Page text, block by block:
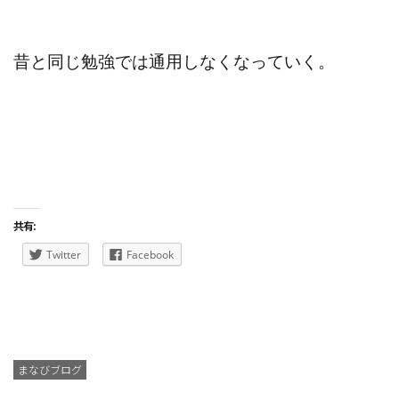
昔と同じ勉強では通用しなくなっていく。
共有:
Twitter
Facebook
まなびブログ